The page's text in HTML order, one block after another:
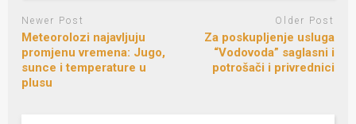
Newer Post
Meteorolozi najavljuju
promjenu vremena: Jugo,
sunce i temperature u
plusu
Older Post
Za poskupljenje usluga
“Vodovoda” saglasni i
potrošači i privrednici